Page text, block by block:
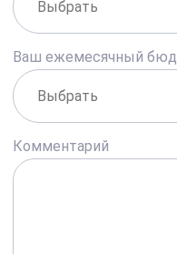
Ваш ежемесячный
Комментарий